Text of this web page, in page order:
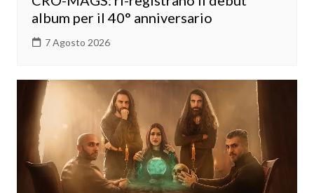
album per il 40° anniversario
7 Agosto 2026